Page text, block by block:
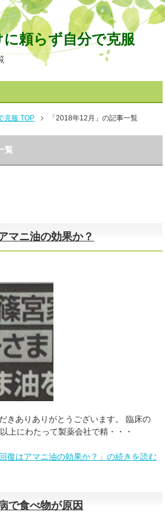
頼らず自分で克服
克服 TOP 「2018年12月」の記事一覧
覧
マニ油の効果か？
きありありがとうございます。 臨床の
上にわたって製薬会社で精・・・
復はアマニ油の効果か？」の続きを読む
で食べ物が原因